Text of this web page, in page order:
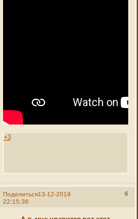
+3
Поделиться 6
13-12-2019
22:15:36